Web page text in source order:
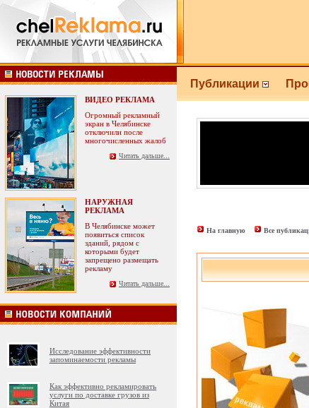
ВИДЕО РЕКЛАМА
Огромный рекламный
экран в Челябинске
отключили после
многочисленных жалоб
Читать дальше...
НАРУЖНАЯ
РЕКЛАМА
В Челябинске может
появиться список
зданий, рядом с
которыми будет
запрещено размещать
рекламу
Читать дальше...
Исследование эффективности
запоминаемости рекламы
Как эффективно рекламировать
услуги по доставке грузов из
Китая
Публикации
На главную Все